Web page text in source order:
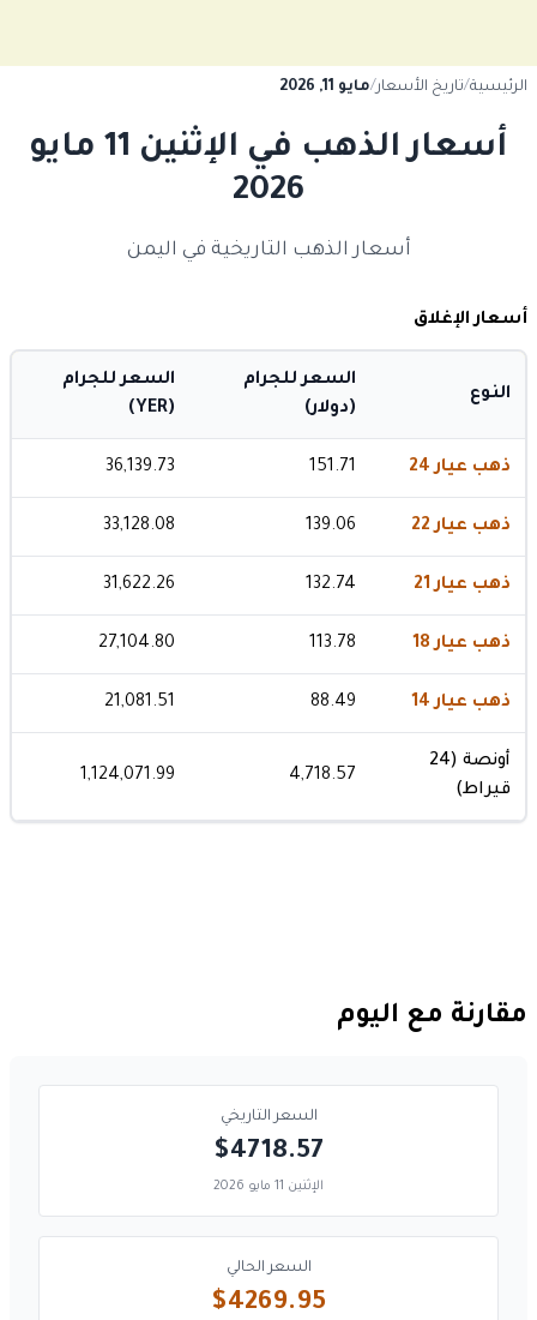
الرئيسية/تاريخ الأسعار/مايو 11, 2026
أسعار الذهب في الإثنين 11 مايو
2026
أسعار الذهب التاريخية في اليمن
أسعار الإغلاق
النوع
السعر للجرام
(دولار)
السعر للجرام
(YER)
ذهب عيار 24 151.71
36,139.73
ذهب عيار 22 139.06
33,128.08
ذهب عيار 21 132.74
31,622.26
ذهب عيار 18 113.78
27,104.80
ذهب عيار 14 88.49
21,081.51
أونصة (24
قيراط)
4,718.57
1,124,071.99
مقارنة مع اليوم
السعر التاريخي
$4718.57
الإثنين 11 مايو 2026
السعر الحالي
$4269.95